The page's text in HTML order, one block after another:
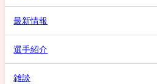
最新情報
選手紹介
雑談